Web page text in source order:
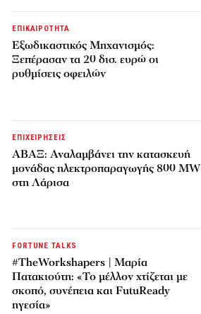
ΕΠΙΚΑΙΡΟΤΗΤΑ
Εξωδικαστικός Μηχανισμός:
Ξεπέρασαν τα 20 δισ. ευρώ οι
ρυθμίσεις οφειλών
ΕΠΙΧΕΙΡΗΣΕΙΣ
ΑΒΑΞ: Αναλαμβάνει την κατασκευή
μονάδας ηλεκτροπαραγωγής 800 MW
στη Λάρισα
FORTUNE TALKS
#TheWorkshapers | Μαρία
Πατακιούτη: «Το μέλλον χτίζεται με
σκοπό, συνέπεια και FutuReady
ηγεσία»